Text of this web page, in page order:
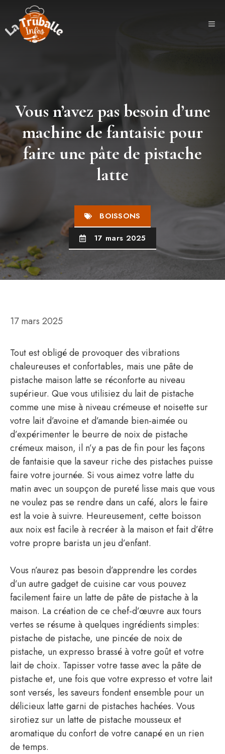
contenu
Vous n’avez pas besoin d’une
machine de fantaisie pour
faire une pâte de pistache
latte
BOISSONS
17 mars 2025
17 mars 2025
Tout est obligé de provoquer des vibrations
chaleureuses et confortables, mais une pâte de
pistache maison latte se réconforte au niveau
supérieur. Que vous utilisiez du lait de pistache
comme une mise à niveau crémeuse et noisette sur
votre lait d’avoine et d’amande bien-aimée ou
d’expérimenter le beurre de noix de pistache
crémeux maison, il n’y a pas de fin pour les façons
de fantaisie que la saveur riche des pistaches puisse
faire votre journée. Si vous aimez votre latte du
matin avec un soupçon de pureté lisse mais que vous
ne voulez pas se rendre dans un café, alors le faire
est la voie à suivre. Heureusement, cette boisson
aux noix est facile à recréer à la maison et fait d’être
votre propre barista un jeu d’enfant.
Vous n’aurez pas besoin d’apprendre les cordes
d’un autre gadget de cuisine car vous pouvez
facilement faire un latte de pâte de pistache à la
maison. La création de ce chef-d’œuvre aux tours
vertes se résume à quelques ingrédients simples:
pistache de pistache, une pincée de noix de
pistache, un expresso brassé à votre goût et votre
lait de choix. Tapisser votre tasse avec la pâte de
pistache et, une fois que votre expresso et votre lait
sont versés, les saveurs fondent ensemble pour un
délicieux latte garni de pistaches hachées. Vous
sirotiez sur un latte de pistache mousseux et
aromatique du confort de votre canapé en un rien
de temps.